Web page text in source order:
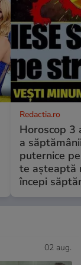
Redactia.ro
Horoscop 3
a
puternice
te așteaptă
începi
02 aug.